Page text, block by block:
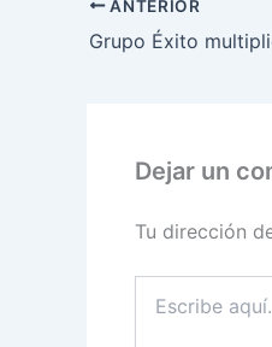
ANTERIOR
Dejar un
Tu dirección
aquí...